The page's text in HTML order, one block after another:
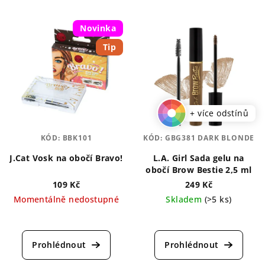
Novinka
Tip
J.Cat Vosk na obočí Bravo!
109 Kč
Momentálně nedostupné
hodnocení
produktu
KÓD: BBK101
+ více odstínů
L.A. Girl Sada gelu na
obočí Brow Bestie 2,5 ml
249 Kč
Skladem (>5 ks)
hodnocení
produktu
KÓD: GBG381 DARK BLONDE